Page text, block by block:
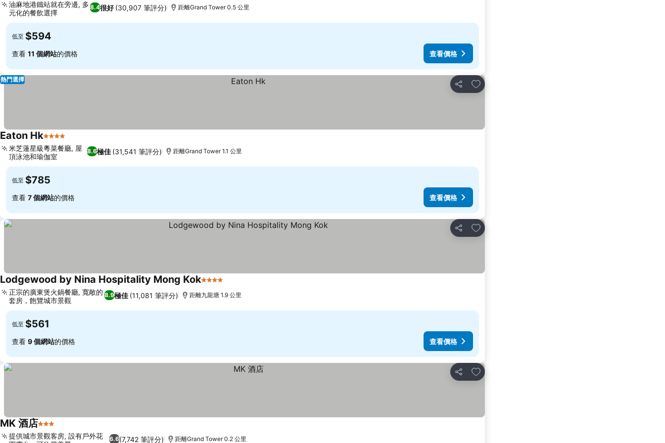
8.4很好 (30,907 筆評分)
油麻地港鐵站就在旁邊, 多
元化的餐飲選擇
距離Grand Tower 0.5 公里
低至 $594
查看 11 個網站的價格 查看價格
分享
放到收藏夾
熱門選擇
Eaton Hk4 星級
8.6極佳 (31,541 筆評分)
米芝蓮星級粵菜餐廳, 屋
頂泳池和瑜伽室
距離Grand Tower 1.1 公里
低至 $785
查看 7 個網站的價格 查看價格
分享
放到收藏夾
Lodgewood by Nina Hospitality Mong Kok4 星級
8.9極佳 (11,081 筆評分)
正宗的廣東煲火鍋餐廳, 寬敞的
套房，飽覽城市景觀
距離九龍塘 1.9 公里
低至 $561
查看 9 個網站的價格 查看價格
分享
放到收藏夾
MK 酒店3 星級
6.6(7,742 筆評分)
提供城市景觀客房, 設有戶外花
距離Grand Tower 0.2 公里